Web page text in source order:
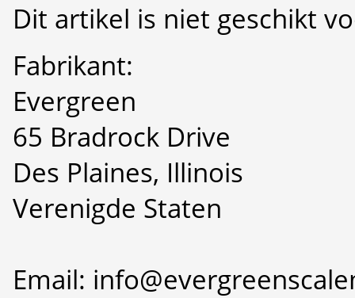
Dit artikel is niet geschikt
Fabrikant:
Evergreen
65 Bradrock Drive
Des Plaines, Illinois
Verenigde Staten
Email: